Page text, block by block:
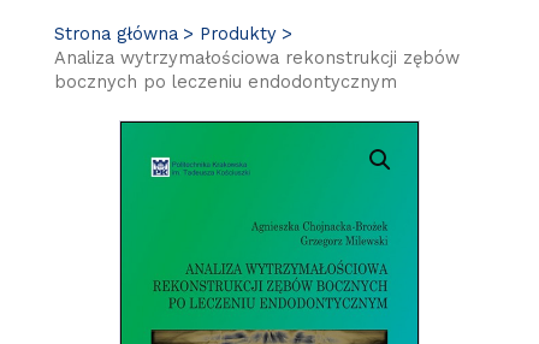
Strona główna
Produkty
Analiza wytrzymałościowa rekonstrukcji zębów
bocznych po leczeniu endodontycznym